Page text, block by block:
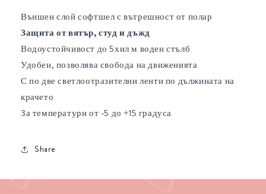
Външен слой софтшел с вътрешност от полар
Защита от вятър, студ и дъжд
Водоустойчивост до 5хил м воден стълб
Удобен, позволява свобода на движенията
С по две светлоотразителни ленти по дължината на
крачето
За температури от -5 до +15 градуса
Share